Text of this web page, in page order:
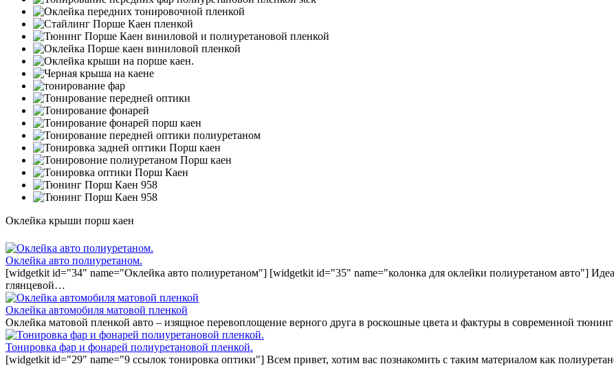
Оклейка крыши порш каен
Оклейка авто полиуретаном.
[widgetkit id="34" name="Оклейка авто полиуретаном"] [widgetkit id="35" name="колонка для оклейки полиуретаном авто"]
глянцевой…
Оклейка автомобиля матовой пленкой
Оклейка матовой пленкой авто – изящное перевоплощение верного друга в роскошные цвета и фактуры в современной
Тонировка фар и фонарей полиуретановой пленкой.
[widgetkit id="29" name="9 ссылок тонировка оптики"] Всем привет, хотим вас познакомить с таким материалом как